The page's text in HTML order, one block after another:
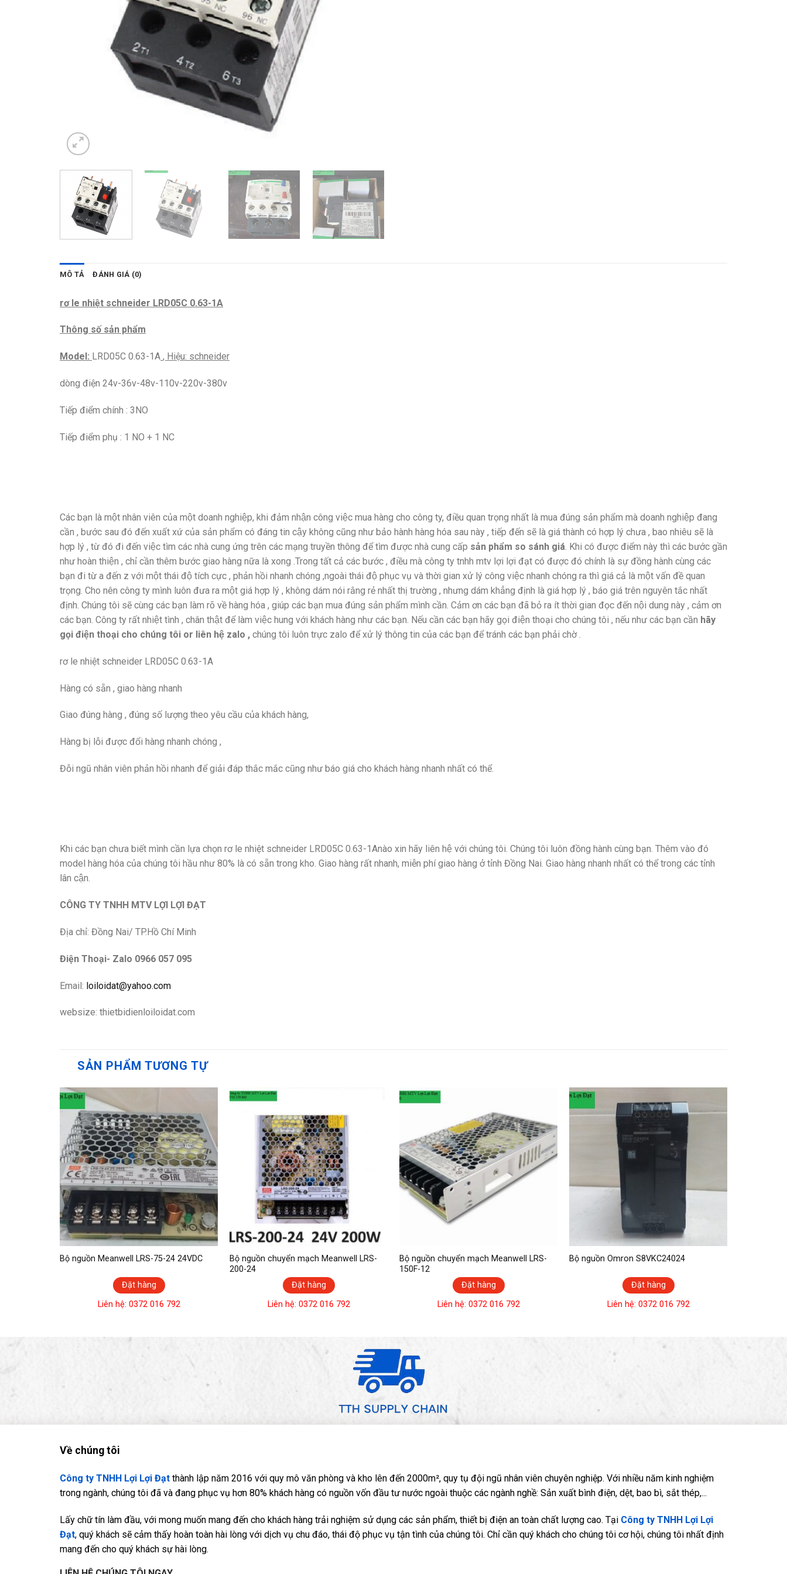
MÔ TẢ ĐÁNH GIÁ (0)
rơ le nhiệt schneider LRD05C 0.63-1A
Thông số sản phẩm
Model: LRD05C 0.63-1A , Hiệu: schneider
dòng điện 24v-36v-48v-110v-220v-380v
Tiếp điểm chính : 3NO
Tiếp điểm phụ : 1 NO + 1 NC
Các bạn là một nhân viên của một doanh nghiệp, khi đảm nhận công việc mua hàng cho công ty, điều quan trọng nhất là mua đúng sản phẩm mà doanh nghiệp đang
cần , bước sau đó đến xuất xứ của sản phẩm có đáng tin cậy không cũng như bảo hành hàng hóa sau này , tiếp đến sẽ là giá thành có hợp lý chưa , bao nhiêu sẽ là
hợp lý , từ đó đi đến việc tìm các nhà cung ứng trên các mạng truyền thông để tìm được nhà cung cấp sản phẩm so sánh giá. Khi có được điểm này thì các bước gần
như hoàn thiện , chỉ cần thêm bước giao hàng nữa là xong .Trong tất cả các bước , điều mà công ty tnhh mtv lợi lợi đạt có được đó chính là sự đồng hành cùng các
bạn đi từ a đến z với một thái độ tích cực , phản hồi nhanh chóng ,ngoài thái độ phục vụ và thời gian xử lý công việc nhanh chóng ra thì giá cả là một vấn đề quan
trọng. Cho nên công ty mình luôn đưa ra một giá hợp lý , không dám nói rằng rẻ nhất thị trường , nhưng dám khẳng định là giá hợp lý , báo giá trên nguyên tắc nhất
định. Chúng tôi sẽ cùng các bạn làm rõ về hàng hóa , giúp các bạn mua đúng sản phẩm mình cần. Cảm ơn các bạn đã bỏ ra ít thời gian đọc đến nội dung này , cảm ơn
các bạn. Công ty rất nhiệt tình , chân thật để làm việc hung với khách hàng như các bạn. Nếu cần các bạn hãy gọi điện thoại cho chúng tôi , nếu như các bạn cần hãy
gọi điện thoại cho chúng tôi or liên hệ zalo , chúng tôi luôn trực zalo để xử lý thông tin của các bạn để tránh các bạn phải chờ .
rơ le nhiệt schneider LRD05C 0.63-1A
Hàng có sẵn , giao hàng nhanh
Giao đúng hàng , đúng số lượng theo yêu cầu của khách hàng,
Hàng bị lỗi được đổi hàng nhanh chóng ,
Đỗi ngũ nhân viên phản hồi nhanh để giải đáp thắc mắc cũng như báo giá cho khách hàng nhanh nhất có thể.
Khi các bạn chưa biết mình cần lựa chọn rơ le nhiệt schneider LRD05C 0.63-1Anào xin hãy liên hệ với chúng tôi. Chúng tôi luôn đồng hành cùng bạn. Thêm vào đó
model hàng hóa của chúng tôi hầu như 80% là có sẵn trong kho. Giao hàng rất nhanh, miễn phí giao hàng ở tỉnh Đồng Nai. Giao hàng nhanh nhất có thể trong các tỉnh
lân cận.
CÔNG TY TNHH MTV LỢI LỢI ĐẠT
Địa chỉ: Đồng Nai/ TP.Hồ Chí Minh
Điện Thoại- Zalo 0966 057 095
Email: loiloidat@yahoo.com
websize: thietbidienloiloidat.com
SẢN PHẨM TƯƠNG TỰ
Bộ nguồn Meanwell LRS-75-24 24VDC
Đặt hàng
Liên hệ: 0372 016 792
Bộ nguồn chuyển mạch Meanwell LRS-
200-24
Đặt hàng
Liên hệ: 0372 016 792
Bộ nguồn chuyển mạch Meanwell LRS-
150F-12
Đặt hàng
Liên hệ: 0372 016 792
Bộ nguồn Omron S8VKC24024
Đặt hàng
Liên hệ: 0372 016 792
Về chúng tôi
Công ty TNHH Lợi Lợi Đạt thành lập năm 2016 với quy mô văn phòng và kho lên đến 2000m², quy tụ đội ngũ nhân viên chuyên nghiệp. Với nhiều năm kinh nghiệm
trong ngành, chúng tôi đã và đang phục vụ hơn 80% khách hàng có nguồn vốn đầu tư nước ngoài thuộc các ngành nghề: Sản xuất bình điện, dệt, bao bì, sắt thép,...
Lấy chữ tín làm đầu, với mong muốn mang đến cho khách hàng trải nghiệm sử dụng các sản phẩm, thiết bị điện an toàn chất lượng cao. Tại Công ty TNHH Lợi Lợi
Đạt, quý khách sẽ cảm thấy hoàn toàn hài lòng với dịch vụ chu đáo, thái độ phục vụ tận tình của chúng tôi. Chỉ cần quý khách cho chúng tôi cơ hội, chúng tôi nhất định
mang đến cho quý khách sự hài lòng.